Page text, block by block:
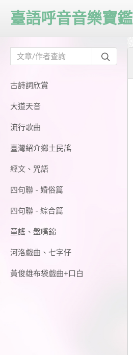
古詩詞欣賞
大道天音
流行歌曲
臺灣紹介鄉土民謠
經文、咒語
四句聯 - 婚俗篇
四句聯 - 綜合篇
童謠、盤嘴錦
河洛戲曲、七字仔
黃俊雄布袋戲曲+口白
臺語呼音音樂寶鑑